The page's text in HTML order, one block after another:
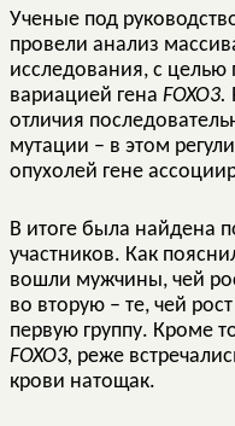
Ученые под
провели анализ
исследования, с
вариацией гена FOXO3.
отличия
мутации – в этом
опухолей гене
В итоге была найдена
участников. Как
вошли мужчины, чей
во вторую – те, чей
первую группу. Кроме
FOXO3, реже
крови натощак.